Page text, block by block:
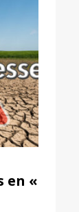
en «